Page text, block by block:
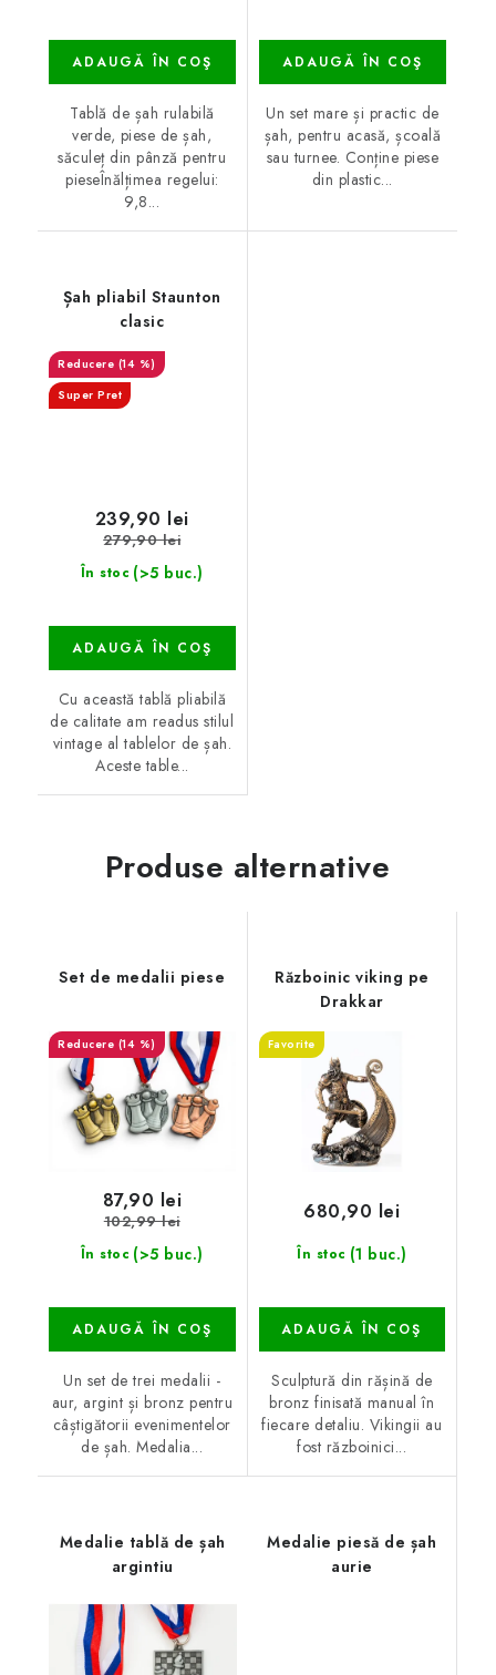
ADAUGĂ ÎN COŞ
Tablă de șah rulabilă
verde, piese de șah,
săculeț din pânză pentru
pieseÎnălțimea regelui:
9,8...
ADAUGĂ ÎN COŞ
Un set mare și practic de
șah, pentru acasă, școală
sau turnee. Conține piese
din plastic...
Șah pliabil Staunton
clasic
(14 %)
Super Pret
În stoc (>5 buc.)
239,90 lei
279,90 lei
ADAUGĂ ÎN COŞ
Cu această tablă pliabilă
de calitate am readus stilul
vintage al tablelor de șah.
Aceste table...
Produse alternative
Set de medalii piese
(14 %)
În stoc (>5 buc.)
87,90 lei
102,99 lei
ADAUGĂ ÎN COŞ
Un set de trei medalii -
aur, argint și bronz pentru
câștigătorii evenimentelor
de șah. Medalia...
Războinic viking pe
Drakkar
Favorite
În stoc (1 buc.)
680,90 lei
ADAUGĂ ÎN COŞ
Sculptură din rășină de
bronz finisată manual în
fiecare detaliu. Vikingii au
fost războinici...
Medalie tablă de șah
argintiu
Medalie piesă de șah
aurie